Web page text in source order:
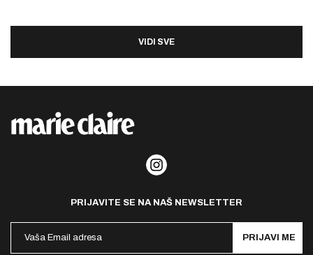
VIDI SVE
PRIJAVITE SE NA NAŠ NEWSLETTER
PRIJAVI ME